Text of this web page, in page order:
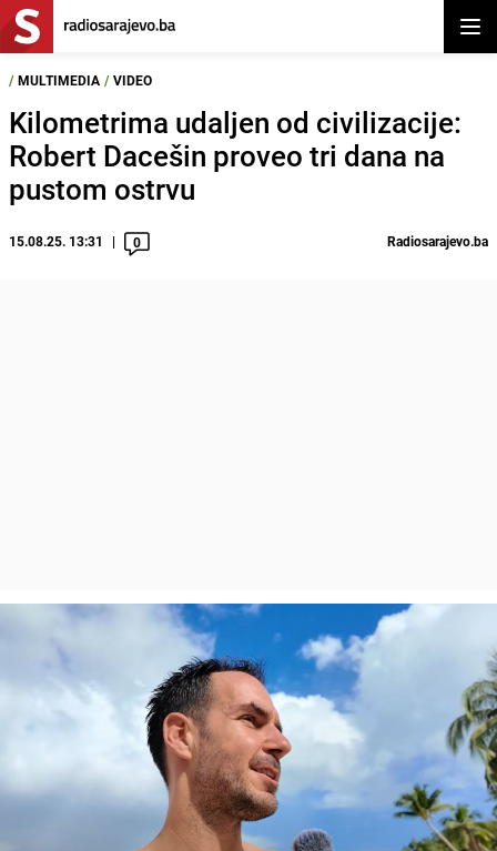
/ MULTIMEDIA / VIDEO
Kilometrima udaljen od civilizacije:
Robert Dacešin proveo tri dana na
pustom ostrvu
15.08.25. 13:31 0 Radiosarajevo.ba